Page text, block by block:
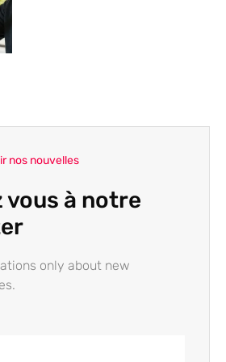
nos nouvelles
vous à notre
only about new